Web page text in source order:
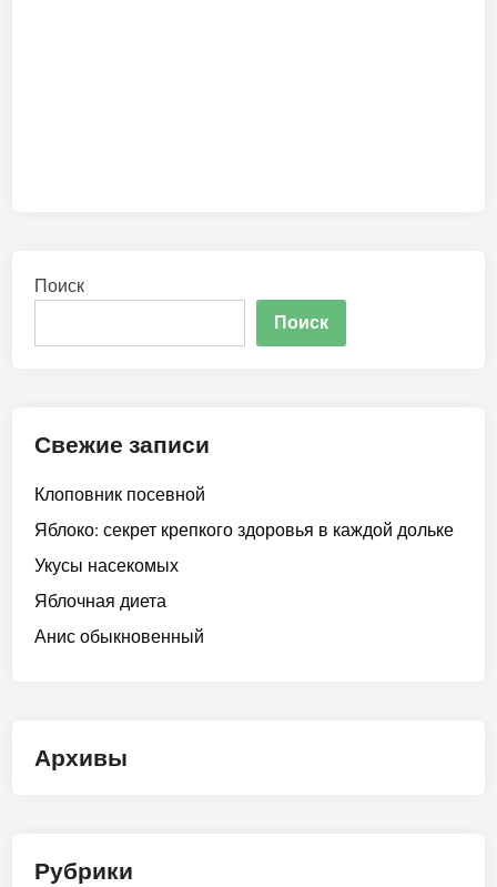
Поиск
Поиск
Свежие записи
Клоповник посевной
Яблоко: секрет крепкого здоровья в каждой дольке
Укусы насекомых
Яблочная диета
Анис обыкновенный
Архивы
Рубрики